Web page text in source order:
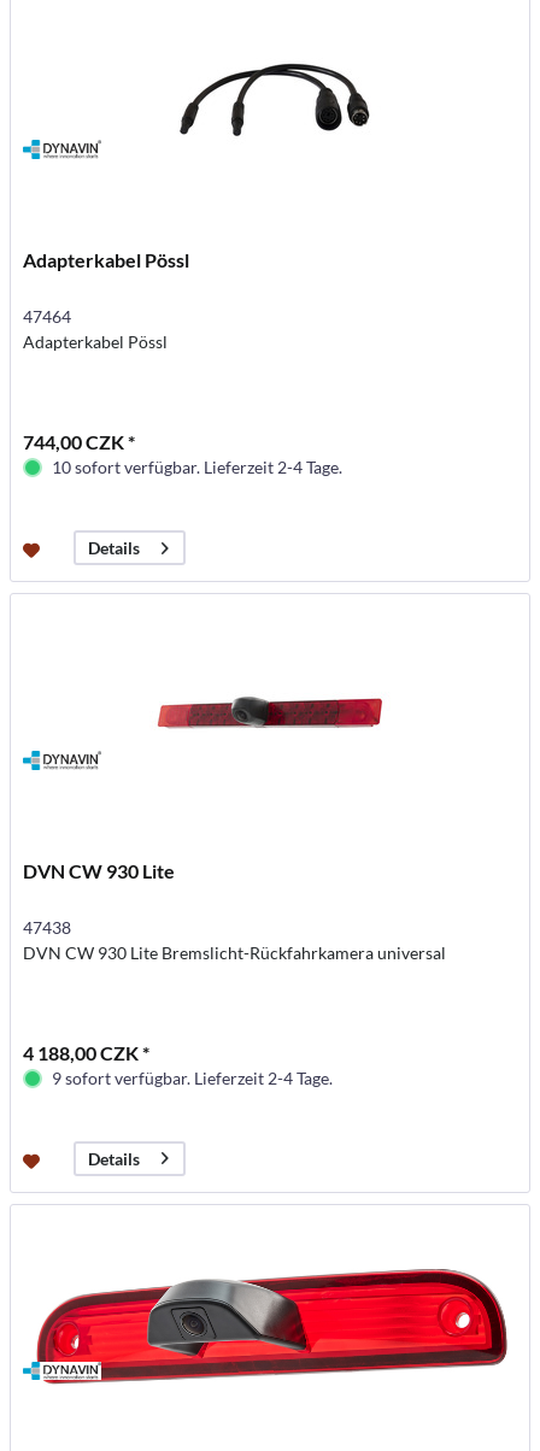
Adapterkabel Pössl
47464
Adapterkabel Pössl
744,00 CZK *
10 sofort verfügbar. Lieferzeit 2-4 Tage.
Details
DVN CW 930 Lite
47438
DVN CW 930 Lite Bremslicht-Rückfahrkamera universal
4 188,00 CZK *
9 sofort verfügbar. Lieferzeit 2-4 Tage.
Details